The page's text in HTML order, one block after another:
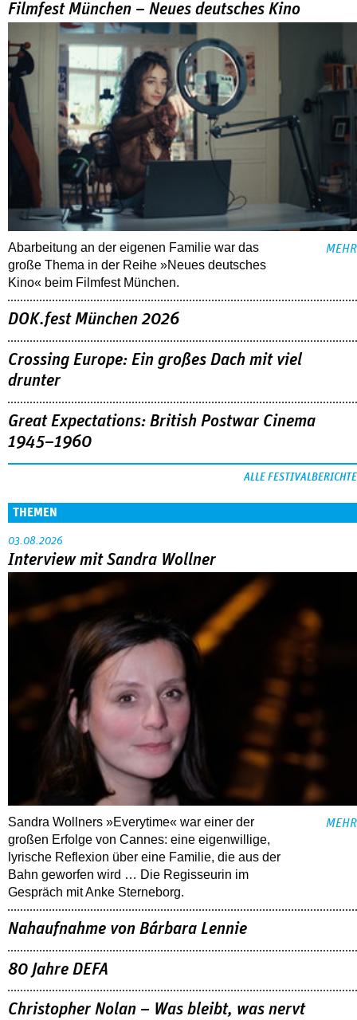
Filmfest München – Neues deutsches Kino
Abarbeitung an der eigenen Familie war das
große Thema in der Reihe »Neues deutsches
Kino« beim Filmfest München.
MEHR
DOK.fest München 2026
Crossing Europe: Ein großes Dach mit viel
drunter
Great Expectations: British Postwar Cinema
1945–1960
ALLE FESTIVALBERICHTE
THEMEN
03.08.2026
Interview mit Sandra Wollner
Sandra Wollners »Everytime« war einer der
großen Erfolge von Cannes: eine eigenwillige,
lyrische Reflexion über eine ­Familie, die aus der
Bahn geworfen wird … Die Regisseurin im
Gespräch mit Anke Sterneborg.
MEHR
Nahaufnahme von Bárbara Lennie
80 Jahre DEFA
Christopher Nolan – Was bleibt, was nervt